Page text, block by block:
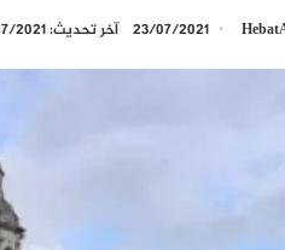
23/07/2021 آخر تحديث: 23/07/2021